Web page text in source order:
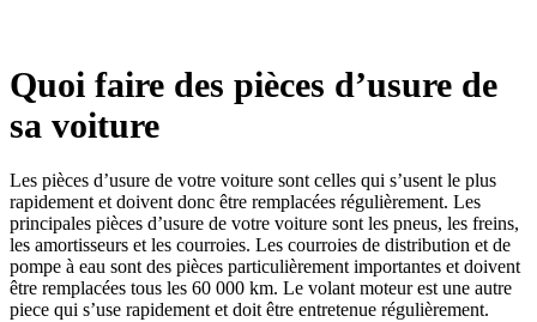
Quoi faire des pièces d’usure de
sa voiture
Les pièces d’usure de votre voiture sont celles qui s’usent le plus
rapidement et doivent donc être remplacées régulièrement. Les
principales pièces d’usure de votre voiture sont les pneus, les freins,
les amortisseurs et les courroies. Les courroies de distribution et de
pompe à eau sont des pièces particulièrement importantes et doivent
être remplacées tous les 60 000 km. Le volant moteur est une autre
piece qui s’use rapidement et doit être entretenue régulièrement.